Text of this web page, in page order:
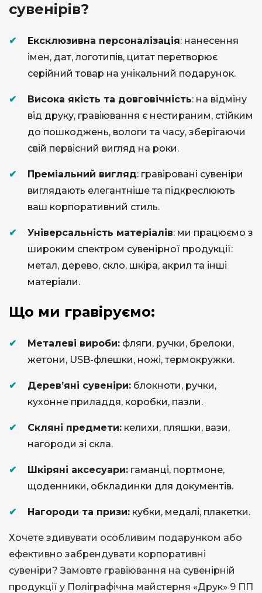
сувенірів?
Ексклюзивна персоналізація: нанесення
імен, дат, логотипів, цитат перетворює
серійний товар на унікальний подарунок.
Висока якість та довговічність: на відміну
від друку, гравіювання є нестираним, стійким
до пошкоджень, вологи та часу, зберігаючи
свій первісний вигляд на роки.
Преміальний вигляд: гравіровані сувеніри
виглядають елегантніше та підкреслюють
ваш корпоративний стиль.
Універсальність матеріалів: ми працюємо з
широким спектром сувенірної продукції:
метал, дерево, скло, шкіра, акрил та інші
матеріали.
​Що ми гравіруємо:
Металеві вироби: фляги, ручки, брелоки,
жетони, USB-флешки, ножі, термокружки.
​Дерев’яні сувеніри: блокноти, ручки,
кухонне приладдя, коробки, пазли.
​Скляні предмети: келихи, пляшки, вази,
нагороди зі скла.
​Шкіряні аксесуари: гаманці, портмоне,
щоденники, обкладинки для документів.
​Нагороди та призи: кубки, медалі, плакетки.
​Хочете здивувати особливим подарунком або
ефективно забрендувати корпоративні
сувеніри? Замовте гравіювання на сувенірній
продукції у Поліграфічна майстерня «Друк» 9 ПП